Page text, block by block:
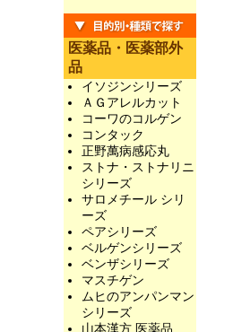
医薬品・医薬部外
品
イソジンシリーズ
ＡＧアレルカット
コーワのコルゲン
コンタック
正野萬病感応丸
ストナ・ストナリニ
シリーズ
サロメチール シリ
ーズ
ペアシリーズ
ベルゲンシリーズ
ベンザシリーズ
マスチゲン
ムヒのアンパンマン
シリーズ
山本漢方 医薬品